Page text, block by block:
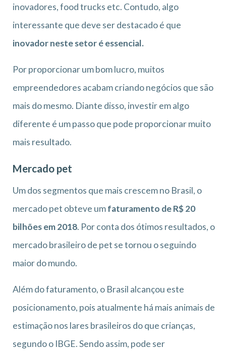
inovadores, food trucks etc. Contudo, algo
interessante que deve ser destacado é que
inovador neste setor é essencial.
Por proporcionar um bom lucro, muitos
empreendedores acabam criando negócios que são
mais do mesmo. Diante disso, investir em algo
diferente é um passo que pode proporcionar muito
mais resultado.
Mercado pet
Um dos segmentos que mais crescem no Brasil, o
mercado pet obteve umfaturamento de R$ 20
bilhões em 2018. Por conta dos ótimos resultados, o
mercado brasileiro de pet se tornou o seguindo
maior do mundo.
Além do faturamento, o Brasil alcançou este
posicionamento, pois atualmente há mais animais de
estimação nos lares brasileiros do que crianças,
segundo o IBGE. Sendo assim, pode ser